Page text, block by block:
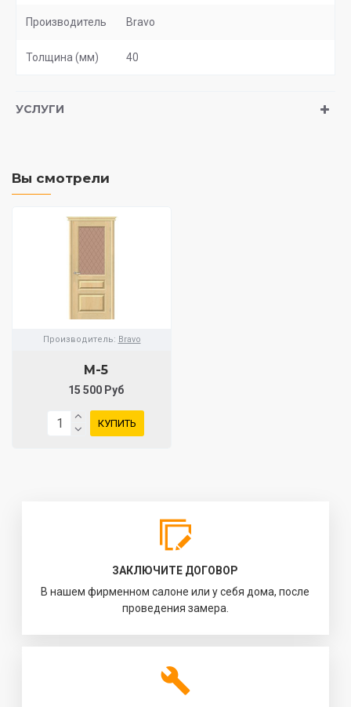
Производитель Bravo
Толщина (мм) 40
УСЛУГИ
Вы смотрели
Производитель: Bravo
М-5
15 500 Руб
КУПИТЬ
ЗАКЛЮЧИТЕ ДОГОВОР
В нашем фирменном салоне или у себя дома, после
проведения замера.